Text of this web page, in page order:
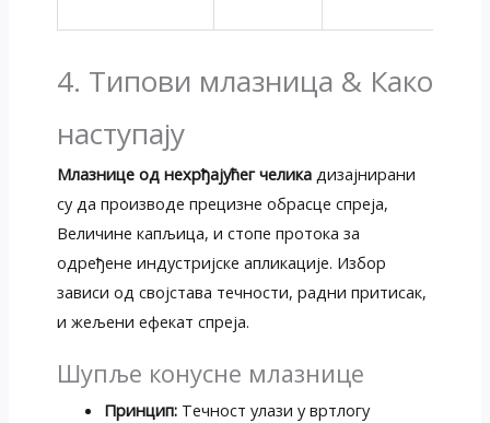
4. Типови млазница & Како
наступају
Млазнице од нехрђајућег челикадизајнирани
су да производе прецизне обрасце спреја,
Величине капљица, и стопе протока за
одређене индустријске апликације. Избор
зависи од својстава течности, радни притисак,
и жељени ефекат спреја.
Шупље конусне млазнице
Принцип: Течност улази у вртлогу